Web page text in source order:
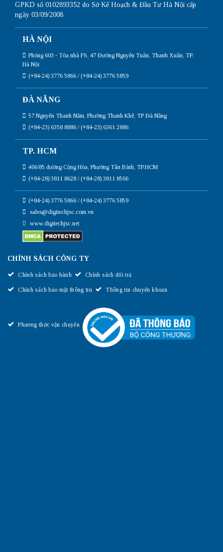
GPKD số 0102893352 do Sở Kế Hoạch & Đầu Tư Hà Nội cấp
ngày 03/09/2008
HÀ NỘI
Phòng 603 - Tòa nhà FS, 47 Đường Nguyễn Tuân, Thanh Xuân, TP.
Hà Nội
(+84-24) 3776 5866 / (+84-24) 3776 5859
ĐÀ NẴNG
57 Nguyễn Thanh Năm, Phường Thanh Khê, TP Đà Nẵng
(+84-23) 6358 8886 / (+84-23) 6361 2886
TP. HCM
406/85 đường Cộng Hòa, Phường Tân Bình, TP.HCM
(+84-28) 3811 8628 / (+84-28) 3811 8566
(+84-24) 3776 5866 / (+84-24) 3776 5859
sales@digitechjsc.com.vn
www.digitechjsc.net
CHÍNH SÁCH CÔNG TY
Chính sách bảo hành Chính sách đổi trả
Chính sách bảo mật thông tin Thông tin chuyển khoản
Phương thức vận chuyển